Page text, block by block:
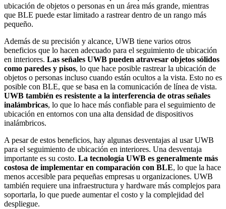
ubicación de objetos o personas en un área más grande, mientras
que BLE puede estar limitado a rastrear dentro de un rango más
pequeño.
Además de su precisión y alcance, UWB tiene varios otros
beneficios que lo hacen adecuado para el seguimiento de ubicación
en interiores. Las señales UWB pueden atravesar objetos sólidos
como paredes y pisos, lo que hace posible rastrear la ubicación de
objetos o personas incluso cuando están ocultos a la vista. Esto no es
posible con BLE, que se basa en la comunicación de línea de vista.
UWB también es resistente a la interferencia de otras señales
inalámbricas, lo que lo hace más confiable para el seguimiento de
ubicación en entornos con una alta densidad de dispositivos
inalámbricos.
A pesar de estos beneficios, hay algunas desventajas al usar UWB
para el seguimiento de ubicación en interiores. Una desventaja
importante es su costo. La tecnología UWB es generalmente más
costosa de implementar en comparación con BLE, lo que la hace
menos accesible para pequeñas empresas u organizaciones. UWB
también requiere una infraestructura y hardware más complejos para
soportarla, lo que puede aumentar el costo y la complejidad del
despliegue.